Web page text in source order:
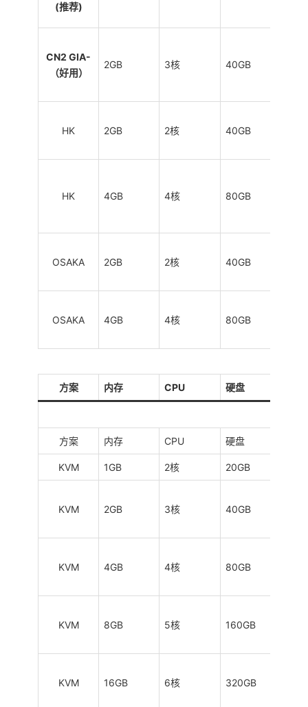
(推荐)
CN2 GIA-
（好用）
2GB 3核 40GB
HK 2GB 2核 40GB
HK 4GB 4核 80GB
OSAKA 2GB 2核 40GB
OSAKA 4GB 4核 80GB
方案 内存 CPU 硬盘
方案 内存 CPU 硬盘
KVM 1GB 2核 20GB
KVM 2GB 3核 40GB
KVM 4GB 4核 80GB
KVM 8GB 5核 160GB
KVM 16GB 6核 320GB